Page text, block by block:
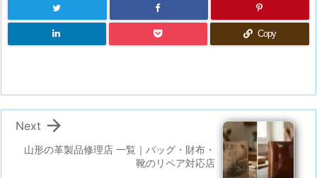
Copy
山形の革製品修理店 一覧｜バッグ・財布・
靴のリペア対応店

Next